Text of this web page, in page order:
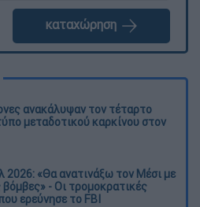
καταχώρηση
ανακάλυψαν τον τέταρτο
μεταδοτικού καρκίνου στον
2026: «Θα ανατινάξω τον Μέσι με
βόμβες» - Οι τρομοκρατικές
ερεύνησε το FBI